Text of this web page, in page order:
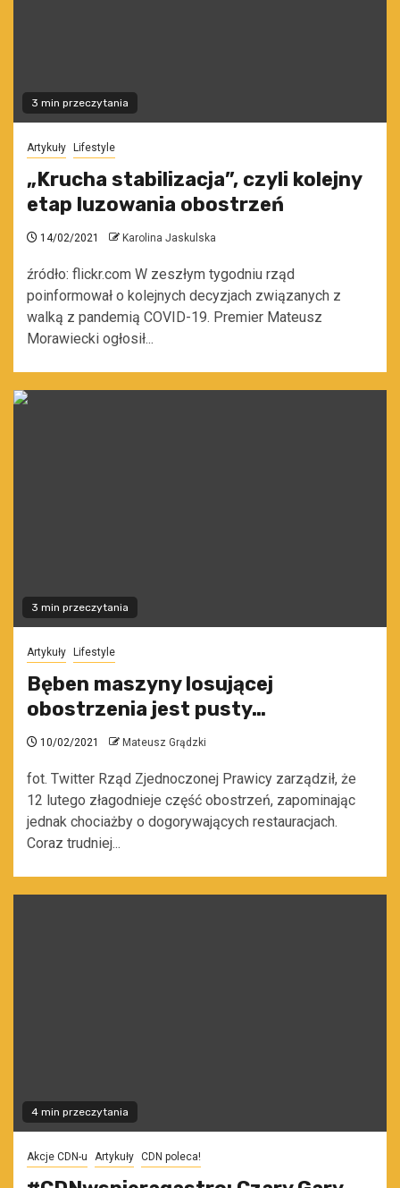
3 min przeczytania
Artykuły Lifestyle
„Krucha stabilizacja”, czyli kolejny
etap luzowania obostrzeń
14/02/2021 Karolina Jaskulska
źródło: flickr.com W zeszłym tygodniu rząd
poinformował o kolejnych decyzjach związanych z
walką z pandemią COVID-19. Premier Mateusz
Morawiecki ogłosił...
3 min przeczytania
Artykuły Lifestyle
Bęben maszyny losującej
obostrzenia jest pusty…
10/02/2021 Mateusz Grądzki
fot. Twitter Rząd Zjednoczonej Prawicy zarządził, że
12 lutego złagodnieje część obostrzeń, zapominając
jednak chociażby o dogorywających restauracjach.
Coraz trudniej...
4 min przeczytania
Akcje CDN-u Artykuły CDN poleca!